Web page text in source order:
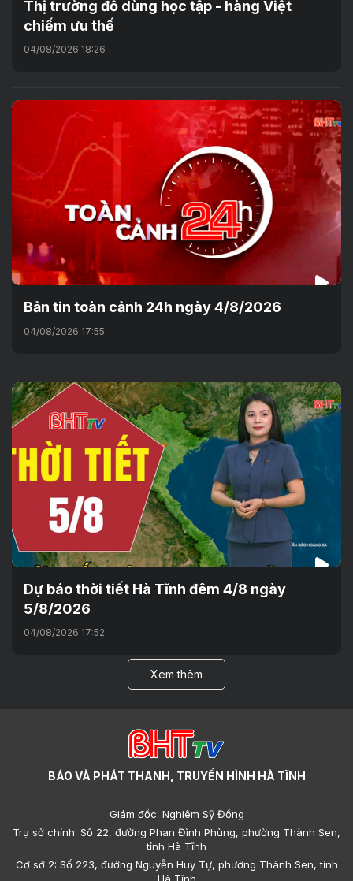
Thị trường đồ dùng học tập - hàng Việt
chiếm ưu thế
04/08/2026 18:26
Bản tin toàn cảnh 24h ngày 4/8/2026
04/08/2026 17:55
Dự báo thời tiết Hà Tĩnh đêm 4/8 ngày
5/8/2026
04/08/2026 17:52
Xem thêm
BÁO VÀ PHÁT THANH, TRUYỀN HÌNH HÀ TĨNH
Giám đốc: Nghiêm Sỹ Đống
Trụ sở chính: Số 22, đường Phan Đình Phùng, phường Thành Sen,
tỉnh Hà Tĩnh
Cơ sở 2: Số 223, đường Nguyễn Huy Tự, phường Thành Sen, tỉnh